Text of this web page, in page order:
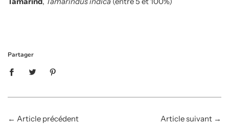
Partager
← Article précédent Article suivant →